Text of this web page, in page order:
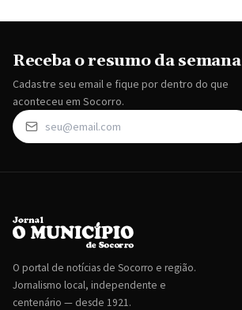
Receba o resumo da semana
Cadastre seu email e fique por dentro do que
aconteceu em Socorro.
O portal de notícias de Socorro e região.
Jornalismo local, independente e
centenário — desde 1921.